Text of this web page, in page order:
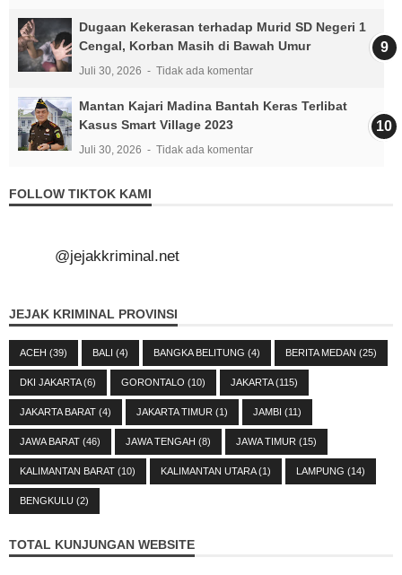
Dugaan Kekerasan terhadap Murid SD Negeri 1
Cengal, Korban Masih di Bawah Umur
Juli 30, 2026 Tidak ada komentar
Mantan Kajari Madina Bantah Keras Terlibat
Kasus Smart Village 2023
Juli 30, 2026 Tidak ada komentar
FOLLOW TIKTOK KAMI
@jejakkriminal.net
JEJAK KRIMINAL PROVINSI
ACEH (39) BALI (4) BANGKA BELITUNG (4) BERITA MEDAN (25)
DKI JAKARTA(6) GORONTALO (10) JAKARTA(115)
JAKARTA BARAT (4) JAKARTA TIMUR (1) JAMBI (11)
JAWA BARAT (46) JAWA TENGAH (8) JAWA TIMUR (15)
KALIMANTAN BARAT (10) KALIMANTAN UTARA(1) LAMPUNG (14)
BENGKULU (2)
TOTAL KUNJUNGAN WEBSITE